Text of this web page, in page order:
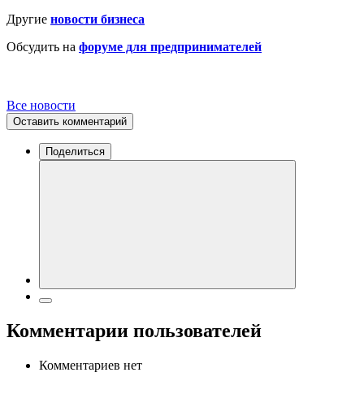
Другие новости бизнеса
Обсудить на форуме для предпринимателей
Все новости
Оставить комментарий
Поделиться
Комментарии пользователей
Комментариев нет